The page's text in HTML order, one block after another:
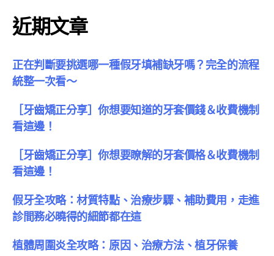
近期文章
正在判斷要挑選哪一種假牙填補缺牙嗎？完全的流程
統整一次看～
［牙齒矯正分享］你想要知道的牙套價錢＆收費機制
看這邊！
［牙齒矯正分享］你想要瞭解的牙套價格＆收費機制
看這邊！
假牙全攻略：材質特點、治療步驟、補助費用，走進
診間務必曉得的細節都在這
植體周圍炎全攻略：原因、治療方法、植牙保養